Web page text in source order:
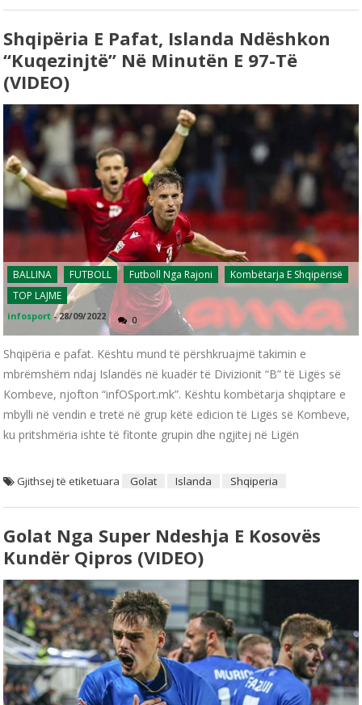
Shqipëria E Pafat, Islanda Ndëshkon
“kuqezinjtë” Në Minutën E 97-Të
(VIDEO)
BALLINA FUTBOLL Futboll Nga Rajoni
Kombëtarja E Shqipërisë
TOP LAJME
infosport -28/09/2022 0
Shqipëria e pafat. Kështu mund të përshkruajmë takimin e
mbrëmshëm ndaj Islandës në kuadër të Divizionit “B” të Ligës së
Kombeve, njofton “infOSport.mk”. Kështu kombëtarja shqiptare e
mbylli në vendin e tretë në grup këtë edicion të Ligës së Kombeve,
ku pritshmëria ishte të fitonte grupin dhe ngjitej në Ligën
Gjithsej të etiketuara Golat Islanda Shqiperia
Golat Nga Super Ndeshja E Kosovës
Kundër Qipros (VIDEO)